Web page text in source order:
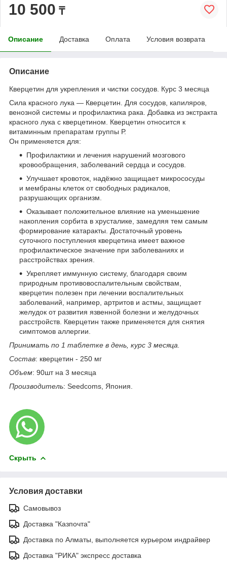
10 500 ₸
Описание Доставка Оплата Условия возврата
Описание
Кверцетин для укрепления и чистки сосудов. Курс 3 месяца
Сила красного лука — Кверцетин. Для сосудов, капиляров,
венозной системы и профилактика рака. Добавка из экстракта
красного лука с кверцетином. Кверцетин относится к
витаминным препаратам группы Р.
Он применяется для:
Профилактики и лечения нарушений мозгового
кровообращения, заболеваний сердца и сосудов.
Улучшает кровоток, надёжно защищает микрососуды
и мембраны клеток от свободных радикалов,
разрушающих организм.
Оказывает положительное влияние на уменьшение
накопления сорбита в хрусталике, замедляя тем самым
формирование катаракты. Достаточный уровень
суточного поступления кверцетина имеет важное
профилактическое значение при заболеваниях и
расстройствах зрения.
Укрепляет иммунную систему, благодаря своим
природным противовоспалительным свойствам,
кверцетин полезен при лечении воспалительных
заболеваний, например, артритов и астмы, защищает
желудок от развития язвенной болезни и желудочных
расстройств. Кверцетин также применяется для снятия
симптомов аллергии.
Принимать по 1 таблетке в день, курс 3 месяца.
Состав: кверцетин - 250 мг
Объем: 90шт на 3 месяца
Производитель: Seedcoms, Япония.
Скрыть
Условия доставки
Самовывоз
Доставка "Казпочта"
Доставка по Алматы, выполняется курьером индрайвер
Доставка "РИКА" экспресс доставка